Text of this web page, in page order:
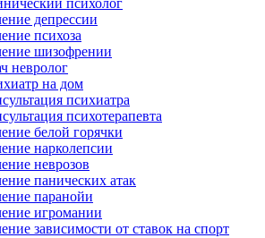
психолог
депрессии
психоза
шизофрении
невролог
на дом
психиатра
психотерапевта
белой горячки
нарколепсии
неврозов
панических атак
паранойи
игромании
зависимости от ставок на спорт